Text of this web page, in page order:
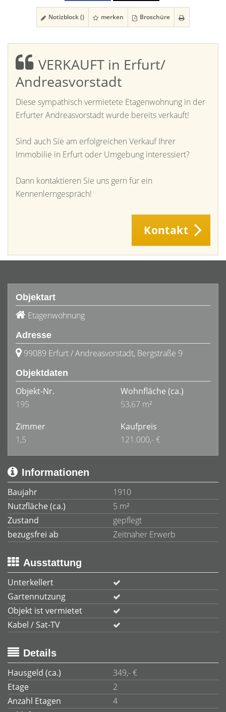
Notizblock () merken Broschüre
VERKAUFT in Erfurt/
Andreasvorstadt
Diese sympathisch vermietete Etagenwohnung in der
Erfurter Andreasvorstadt wurde bereits verkauft!
Sind auch Sie am erfolgreichen Verkauf Ihrer
Immobilie in Erfurt oder Umgebung interessiert?
Dann kontaktieren Sie uns gern für ein
Kennenlerngespräch!
Kontakt
Objektart
Etagenwohnung
Adresse
99089 Erfurt / Andreasvorstadt, Bergstraße 9
Objektdaten
Objekt-Nr.
195
Wohnfläche (ca.)
53,67 m²
Zimmer
1,5
Kaufpreis
121.000,- €
Informationen
Baujahr
1910
Nutzfläche (ca.)
5 m²
Zustand
gepflegt
bezugsfrei ab
Zeitnaher Erwerb
Ausstattung
Unterkellert
Gartennutzung
Objekt ist vermietet
Kabel / Sat-TV
Details
Hausgeld (ca.)
349,- €
Etage
2
Anzahl Etagen
4